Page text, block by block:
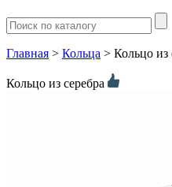
Главная > Кольца > Кольцо из
Кольцо из серебра